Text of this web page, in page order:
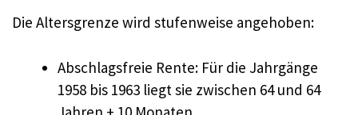
Die Altersgrenze wird stufenweise angehoben:
Abschlagsfreie Rente: Für die Jahrgänge
1958 bis 1963 liegt sie zwischen 64 und 64